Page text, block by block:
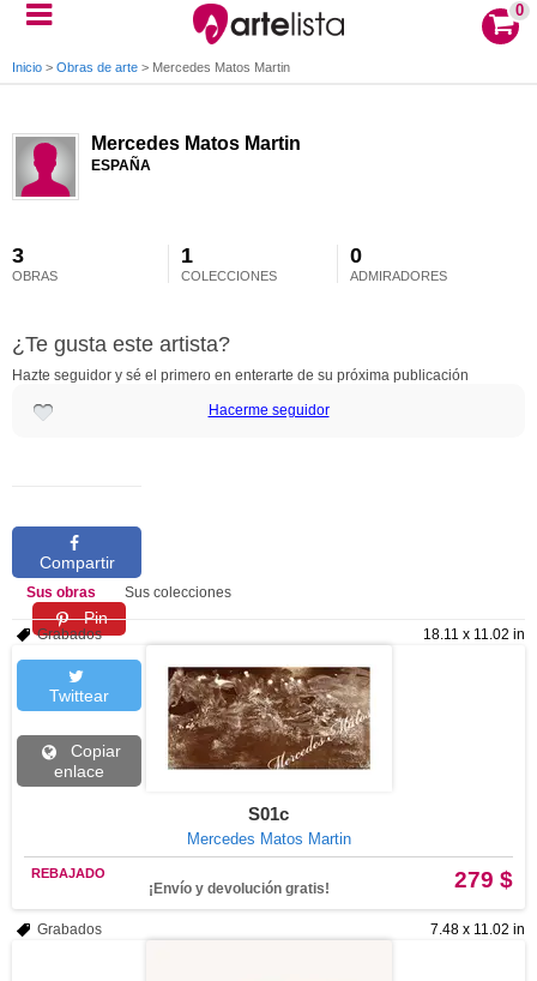
0
Inicio > Obras de arte > Mercedes Matos Martin
Mercedes Matos Martin
ESPAÑA
3
OBRAS
1
COLECCIONES
0
ADMIRADORES
¿Te gusta este artista?
Hazte seguidor y sé el primero en enterarte de su próxima publicación
Hacerme seguidor
Compartir
Pin
Twittear
Copiar
enlace
Sus obras Sus colecciones
18.11 x 11.02 in
Grabados
S01c
Mercedes Matos Martin
279 $
REBAJADO
¡Envío y devolución gratis!
7.48 x 11.02 in
Grabados